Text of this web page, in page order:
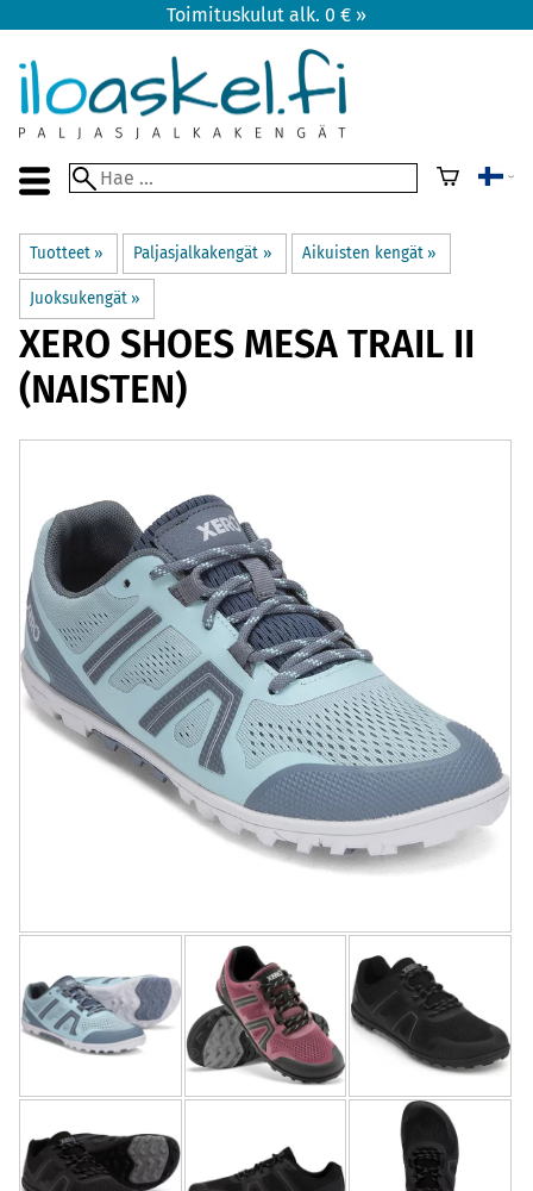
Toimituskulut alk. 0 € »
Tuotteet ‪» Paljasjalkakengät ‪» Aikuisten kengät ‪»
Juoksukengät ‪»
XERO SHOES MESA TRAIL II
(NAISTEN)